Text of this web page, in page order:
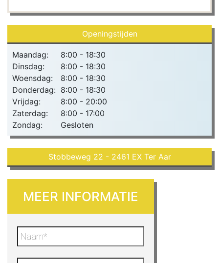
Openingstijden
Maandag:
8:00 - 18:30
Dinsdag:
8:00 - 18:30
Woensdag:
8:00 - 18:30
Donderdag: 8:00 - 18:30
Vrijdag:
8:00 - 20:00
Zaterdag:
8:00 - 17:00
Zondag:
Gesloten
Stobbeweg 22 - 2461 EX Ter Aar
MEER INFORMATIE